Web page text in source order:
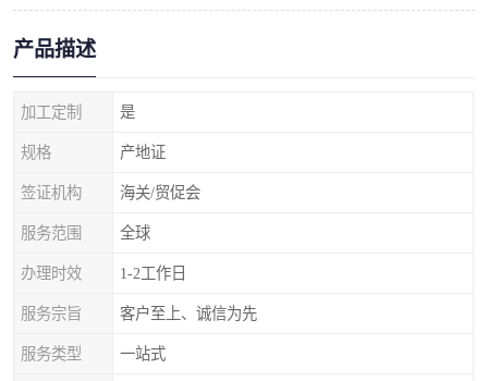
产品描述
加工定制 是
规格 产地证
签证机构 海关/贸促会
服务范围 全球
办理时效 1-2工作日
服务宗旨 客户至上、诚信为先
服务类型 一站式